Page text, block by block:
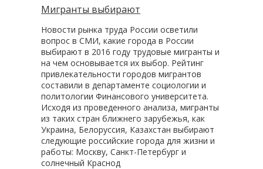
Мигранты выбирают
Новости рынка труда России осветили
вопрос в СМИ, какие города в России
выбирают в 2016 году трудовые мигранты и
на чем основывается их выбор. Рейтинг
привлекательности городов мигрантов
составили в департаменте социологии и
политологии Финансового университета.
Исходя из проведенного анализа, мигранты
из таких стран ближнего зарубежья, как
Украина, Белоруссия, Казахстан выбирают
следующие российские города для жизни и
работы: Москву, Санкт-Петербург и
солнечный Краснод